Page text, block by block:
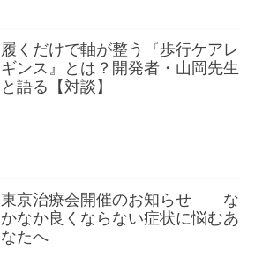
履くだけで軸が整う『歩行ケアレ
ギンス』とは？開発者・山岡先生
と語る【対談】
東京治療会開催のお知らせ——な
かなか良くならない症状に悩むあ
なたへ